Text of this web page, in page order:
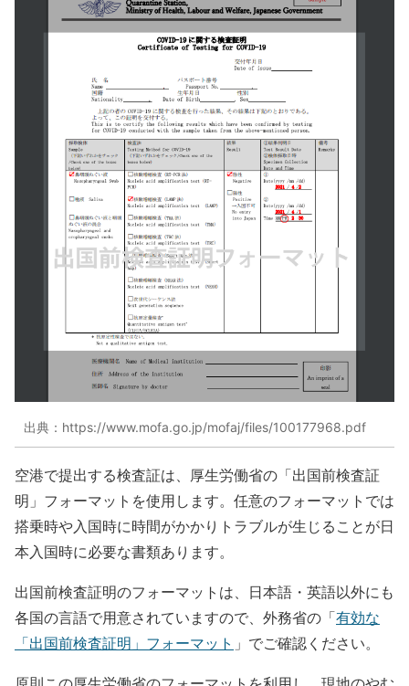
出典：https://www.mofa.go.jp/mofaj/files/100177968.pdf
空港で提出する検査証は、厚生労働省の「出国前検査証
明」フォーマットを使用します。任意のフォーマットでは
搭乗時や入国時に時間がかかりトラブルが生じることが日
本入国時に必要な書類あります。
出国前検査証明のフォーマットは、日本語・英語以外にも
各国の言語で用意されていますので、外務省の「有効な
「出国前検査証明」フォーマット 」でご確認ください。